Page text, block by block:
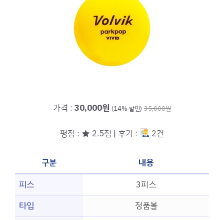
가격 : 30,000원 (14% 할인) 35,000원
평점 : ★ 2.5점 | 후기 : 2건
구분
내용
피스
3피스
타입
정품볼